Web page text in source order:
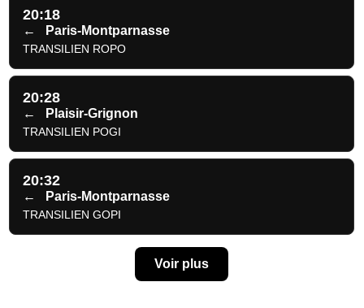
20:18
← Paris-Montparnasse
TRANSILIEN ROPO
20:28
← Plaisir-Grignon
TRANSILIEN POGI
20:32
← Paris-Montparnasse
TRANSILIEN GOPI
Voir plus